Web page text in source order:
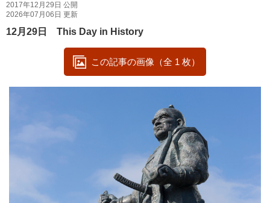
2017年12月29日 公開
2026年07月06日 更新
12月29日 This Day in History
この記事の画像（全 1 枚）